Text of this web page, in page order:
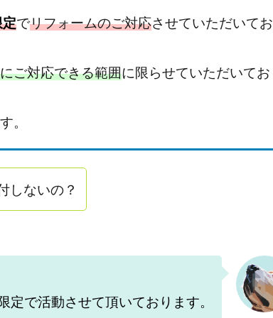
でリフォームのご対応させていただいてお
ご対応できる範囲に限らせていただいてお
。
しないの？
定で活動させて頂いております。